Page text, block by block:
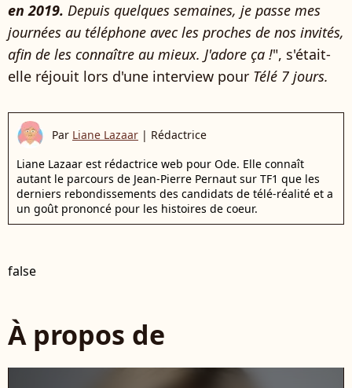
en 2019. Depuis quelques semaines, je passe mes
journées au téléphone avec les proches de nos invités,
afin de les connaître au mieux. J'adore ça !", s'était-
elle réjouit lors d'une interview pour Télé 7 jours.
Par Liane Lazaar | Rédactrice
Liane Lazaar est rédactrice web pour Ode. Elle connaît
autant le parcours de Jean-Pierre Pernaut sur TF1 que les
derniers rebondissements des candidats de télé-réalité et a
un goût prononcé pour les histoires de coeur.
false
À propos de